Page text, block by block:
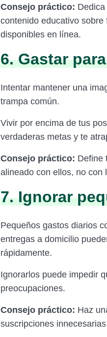
Consejo práctico:
contenido educativo
disponibles en línea.
6. Gastar
Intentar mantener una
trampa común.
Vivir por encima de tus
verdaderas metas y te
Consejo práctico: Define
alineado con ellos, no con
7. Ignorar
Pequeños gastos diarios
entregas a domicilio
rápidamente.
Ignorarlos puede impedir
preocupaciones.
Consejo práctico: Haz
suscripciones